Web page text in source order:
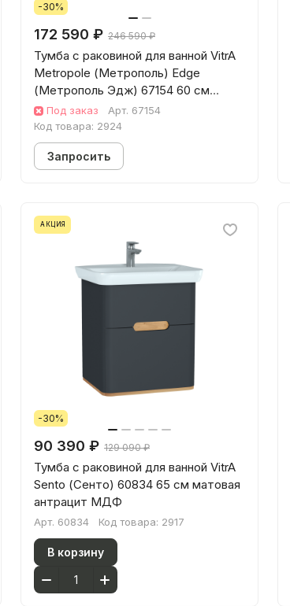
-30%
172 590 ₽ 246 590 ₽
Тумба с раковиной для ванной VitrA
Metropole (Метрополь) Edge
(Метрополь Эдж) 67154 60 см
грецкий орех МДФ
Под заказ Арт. 67154
Код товара: 2924
Запросить
АКЦИЯ
-30%
90 390 ₽ 129 090 ₽
Тумба с раковиной для ванной VitrA
Sento (Сенто) 60834 65 см матовая
антрацит МДФ
Арт. 60834 Код товара: 2917
В корзину